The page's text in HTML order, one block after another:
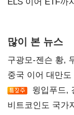
많이 본 뉴스
구광모-젠슨 황,
중국 이어 대만도
윙입푸드,
비트코인도 국가